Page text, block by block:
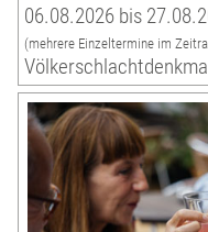
06.08.2026 bis
(mehrere Einzeltermine im